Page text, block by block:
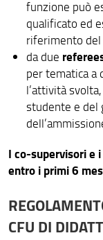
funzione può
qualificato ed
riferimento
da due
per tematica a
l’attività
studente e del
I co-supervisori e
entro i primi 6
CFU DI